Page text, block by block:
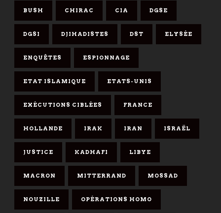
BUSH CHIRAC CIA DGSE
DGSI DJIHADISTES DST ELYSÉE
ENQUÊTES ESPIONNAGE
ETAT ISLAMIQUE ETATS-UNIS
EXÉCUTIONS CIBLÉES FRANCE
HOLLANDE IRAK IRAN ISRAËL
JUSTICE KADHAFI LIBYE
MACRON MITTERRAND MOSSAD
NOUZILLE OPÉRATIONS HOMO